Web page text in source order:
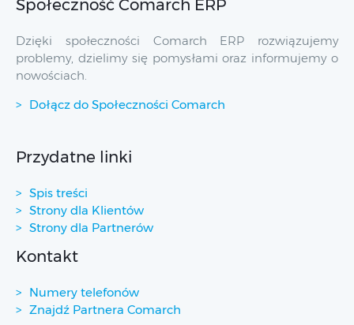
Społeczność Comarch ERP
Dzięki społeczności Comarch ERP rozwiązujemy
problemy, dzielimy się pomysłami oraz informujemy o
nowościach.
Dołącz do Społeczności Comarch
Przydatne linki
Spis treści
Strony dla Klientów
Strony dla Partnerów
Kontakt
Numery telefonów
Znajdź Partnera Comarch